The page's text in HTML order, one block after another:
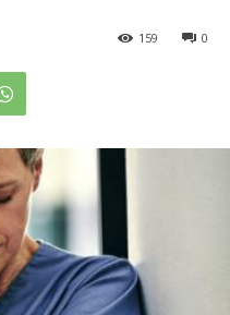
0
159